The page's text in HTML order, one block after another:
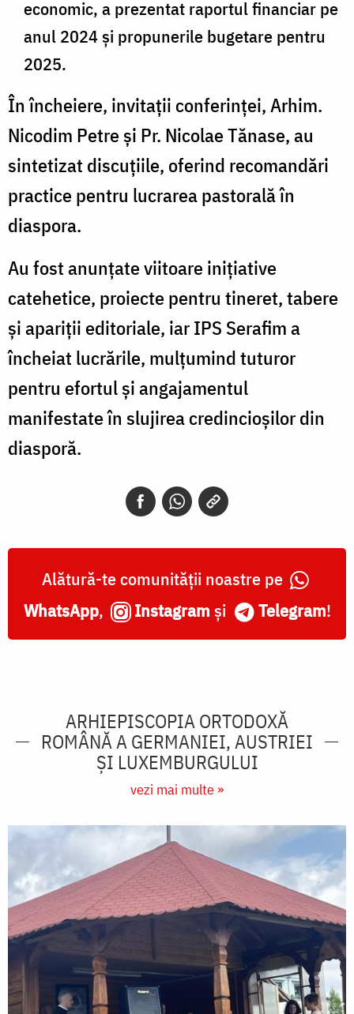
economic, a prezentat raportul financiar pe
anul 2024 și propunerile bugetare pentru
2025.
În încheiere, invitații conferinței, Arhim.
Nicodim Petre și Pr. Nicolae Tănase, au
sintetizat discuțiile, oferind recomandări
practice pentru lucrarea pastorală în
diaspora.
Au fost anunțate viitoare inițiative
catehetice, proiecte pentru tineret, tabere
și apariții editoriale, iar IPS Serafim a
încheiat lucrările, mulțumind tuturor
pentru efortul și angajamentul
manifestate în slujirea credincioșilor din
diasporă.
Alătură-te comunității noastre pe
WhatsApp, Instagram și Telegram!
ARHIEPISCOPIA ORTODOXĂ
ROMÂNĂ A GERMANIEI, AUSTRIEI
ŞI LUXEMBURGULUI
vezi mai multe »